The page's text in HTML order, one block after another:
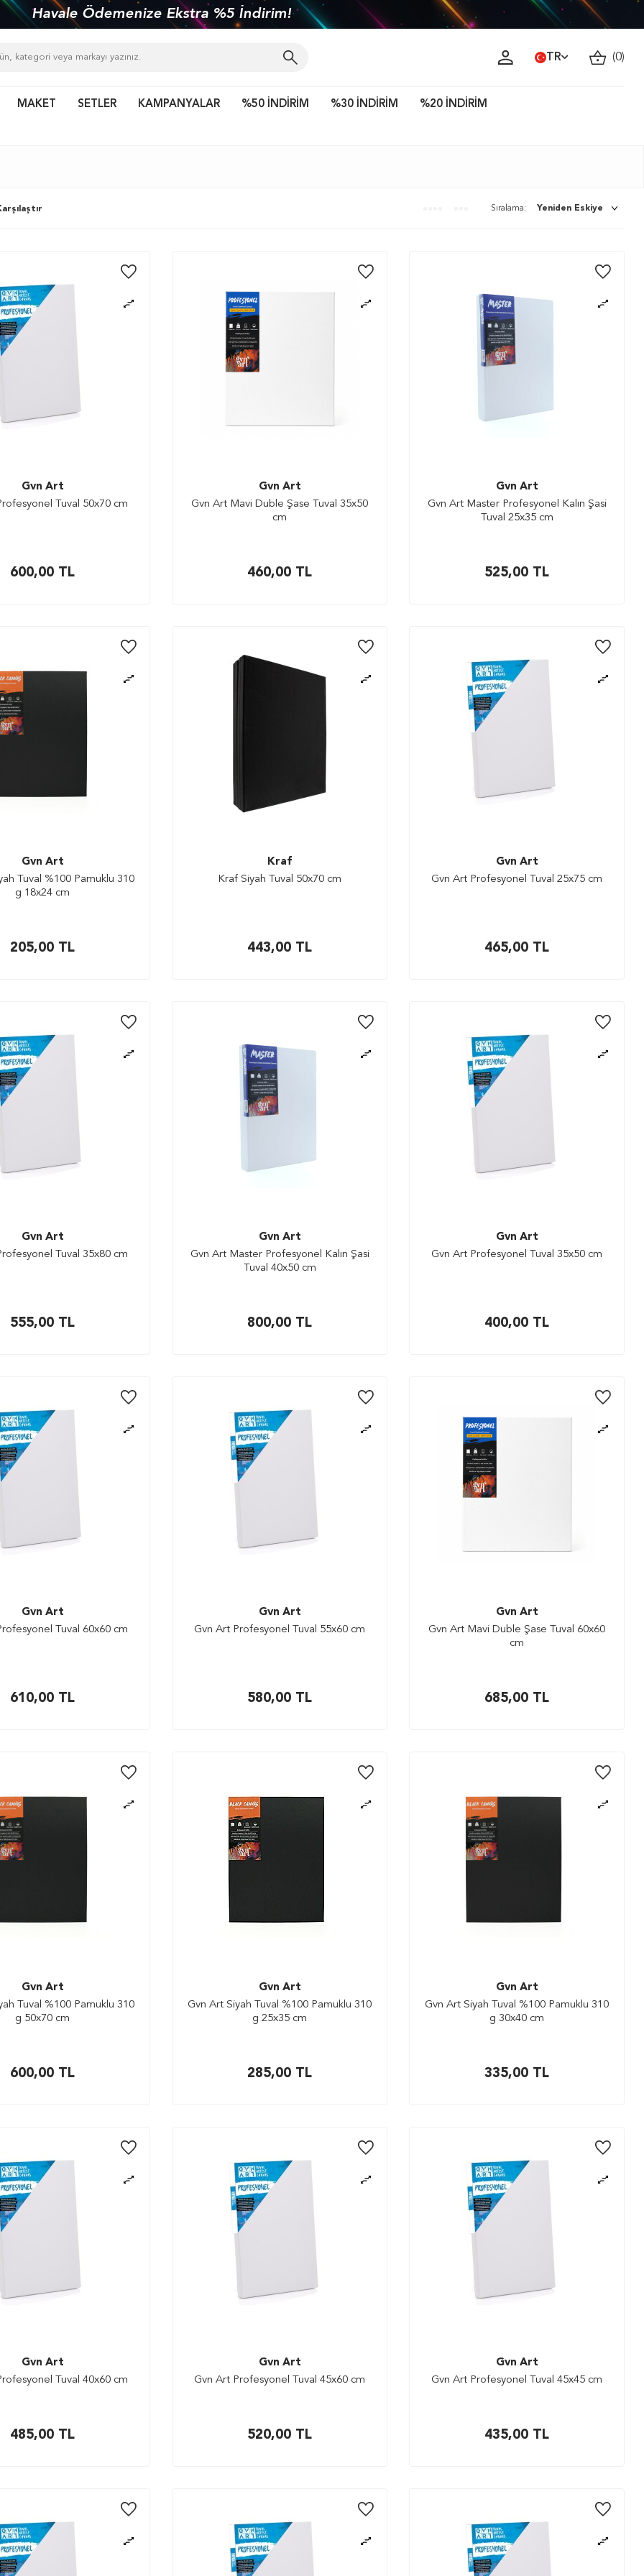
her yerine 1450 TL ve üzeri kargo bedava!
TR (0)
MAKET SETLER KAMPANYALAR %50 İNDİRİM %30 İNDİRİM %20 İNDİRİM
Sıralama:
Gvn Art
Tuval 50x70 cm
600,00 TL
Gvn Art
Gvn Art Mavi Duble Şase Tuval 35x50
cm
460,00 TL
Gvn Art
Gvn Art Master Profesyonel Kalın Şasi
Tuval 25x35 cm
525,00 TL
Gvn Art
Tuval %100 Pamuklu 310
g 18x24 cm
205,00 TL
Kraf
Kraf Siyah Tuval 50x70 cm
443,00 TL
Gvn Art
Gvn Art Profesyonel Tuval 25x75 cm
465,00 TL
Gvn Art
Tuval 35x80 cm
555,00 TL
Gvn Art
Gvn Art Master Profesyonel Kalın Şasi
Tuval 40x50 cm
800,00 TL
Gvn Art
Gvn Art Profesyonel Tuval 35x50 cm
400,00 TL
Gvn Art
Tuval 60x60 cm
610,00 TL
Gvn Art
Gvn Art Profesyonel Tuval 55x60 cm
580,00 TL
Gvn Art
Gvn Art Mavi Duble Şase Tuval 60x60
cm
685,00 TL
Gvn Art
Tuval %100 Pamuklu 310
g 50x70 cm
600,00 TL
Gvn Art
Gvn Art Siyah Tuval %100 Pamuklu 310
g 25x35 cm
285,00 TL
Gvn Art
Gvn Art Siyah Tuval %100 Pamuklu 310
g 30x40 cm
335,00 TL
Gvn Art
Tuval 40x60 cm
485,00 TL
Gvn Art
Gvn Art Profesyonel Tuval 45x60 cm
520,00 TL
Gvn Art
Gvn Art Profesyonel Tuval 45x45 cm
435,00 TL